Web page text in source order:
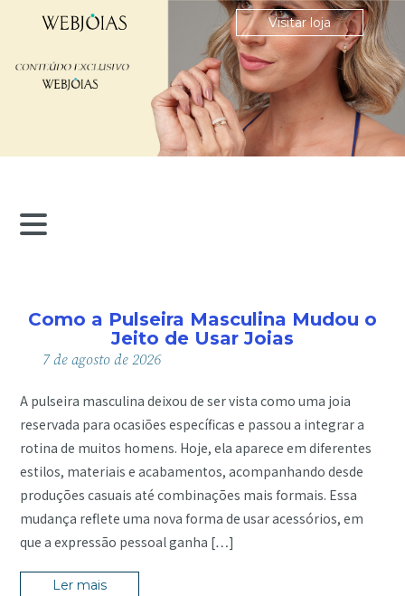
Visitar loja
Como a Pulseira Masculina Mudou o
Jeito de Usar Joias
7deagostode2026
A pulseira masculina deixou de ser vista como uma joia
reservada para ocasiões específicas e passou a integrar a
rotina de muitos homens. Hoje, ela aparece em diferentes
estilos, materiais e acabamentos, acompanhando desde
produções casuais até combinações mais formais. Essa
mudança reflete uma nova forma de usar acessórios, em
que a expressão pessoal ganha […]
Ler mais